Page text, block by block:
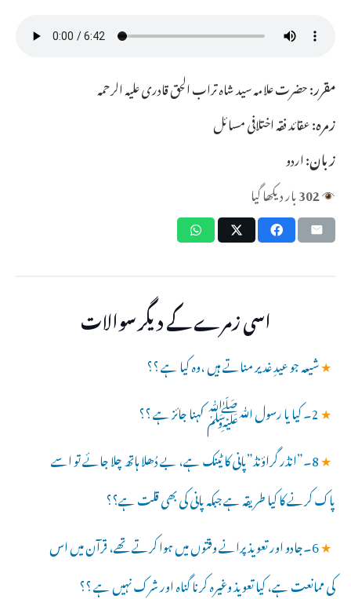
مقرر:حضرت علامہ سید شاہ تراب الحق قادری علیہ الرحمہ
زمرہ:عقائد فقہ اختلافی مسائل
زبان:اردو
302بار دیکھا گیا
اسی زمرے کے دیگر سوالات
★شیعہ جو عیدِ غدیر مناتے ہیں ،وہ کیا ہے ؟؟
★2۔ کیا یا رسول ﷲﷺ کہنا جائز ہے ؟؟
★ 8۔”انڈر گراؤنڈ”پانی کا ٹینک ہے، بے دُھلا ہاتھ چلا جائے تو اسے
پاک کرنے کا کیا طریقہ ہے جبکہ پانی کی بھی قلت ہے؟؟
★ 6۔جادو اور تعویذ پرانے وقتوں میں ہوا کرتے تھے، قرآن میں اس
کی ممانعت ہے، کیا تعویذ وغیرہ کرنا گناہ اور شرک نہیں ہے ؟؟